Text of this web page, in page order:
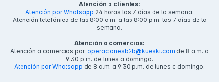
Atención a clientes:
Atención por Whatsapp 24 horas los 7 días de la semana.
Atención telefónica de las 8:00 a.m. a las 8:00 p.m. los 7 días de la
semana.
Atención a comercios:
Atención a comercios por operacionesb2b@kueski.com de 8 a.m. a
9:30 p.m. de lunes a domingo.
Atención por Whatsapp de 8 a.m. a 9:30 p.m. de lunes a domingo.